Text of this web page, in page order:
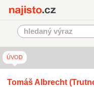
ÚVOD
Tomáš Albrecht